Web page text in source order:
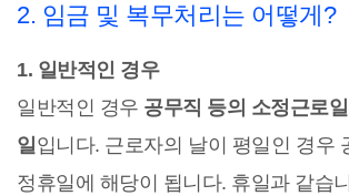
2. 임금 및 복무처리는 어떻게?
1. 일반적인 경우
일반적인 경우 공무직 등의 소정근로
일입니다. 근로자의 날이 평일인 경우
정휴일에 해당이 됩니다. 휴일과 같습